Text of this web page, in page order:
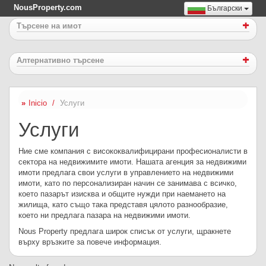
NousProperty.com Български
Търсене на имот
Алтернативно търсене
Inicio Услуги
Услуги
Ние сме компания с висококвалифицирани професионалисти в
сектора на недвижимите имоти. Нашата агенция за недвижими
имоти предлага свои услуги в управлението на недвижими
имоти, като по персонализиран начин се занимава с всичко,
което пазарът изисква и общите нужди при наемането на
жилища, като също така представя цялото разнообразие,
което ни предлага пазара на недвижими имоти.
Nous Property предлага широк списък от услуги, щракнете
върху връзките за повече информация.